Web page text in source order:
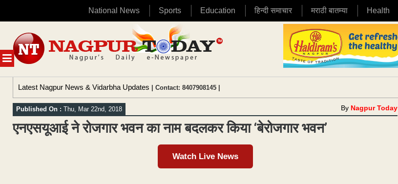
National News Sports Education हिन्दी समाचार मराठी बातम्या Health
MENU
content
Latest Nagpur News & Vidarbha Updates | Contact: 8407908145 |
Published On : Thu, Mar 22nd, 2018 By Nagpur Today
एनएसयूआई ने रोजगार भवन का नाम बदलकर किया ‘बेरोजगार भवन’
Watch Live News